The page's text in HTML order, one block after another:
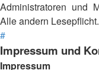
Administratoren und
Alle andern Lesepflicht.
#
Impressum und
Impressum